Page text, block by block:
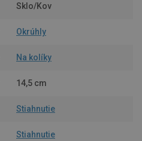
Sklo/Kov
Okrúhly
Na kolíky
14,5 cm
Stiahnutie
Stiahnutie